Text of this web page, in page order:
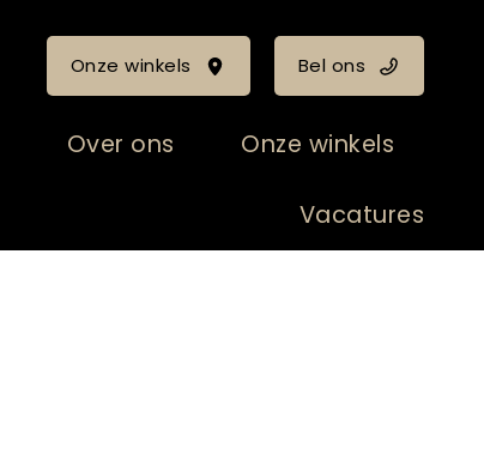
Onze winkels Bel ons
Over ons Onze winkels
Vacatures